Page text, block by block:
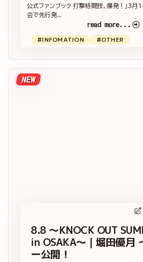
公式ファンブック 打撃格闘技、爆発！」3
会で先行発...
read more...
#INFOMATION #OTHER
NEW
8.8 ～KNOCK OUT
in OSAKA～｜堀田優月
ー公開！